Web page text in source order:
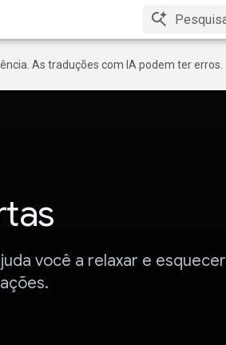
As traduções com IA podem ter erros.
você a relaxar e esquecer